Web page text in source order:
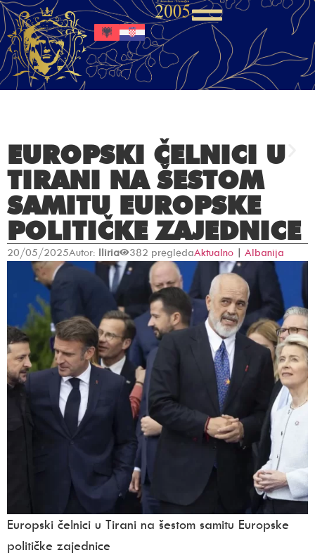
EUROPSKI ČELNICI U
TIRANI NA ŠESTOM
SAMITU EUROPSKE
POLITIČKE ZAJEDNICE
20/05/2025Autor: Iliria 382 pregledaAktualno | Albanija
Europski čelnici u Tirani na šestom samitu Europske
političke zajednice